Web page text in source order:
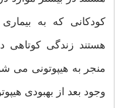
کودکانی که به
هستند زندگی کوتاهی
منجر به هیپوتونی می
وجود بعد از بهبودی